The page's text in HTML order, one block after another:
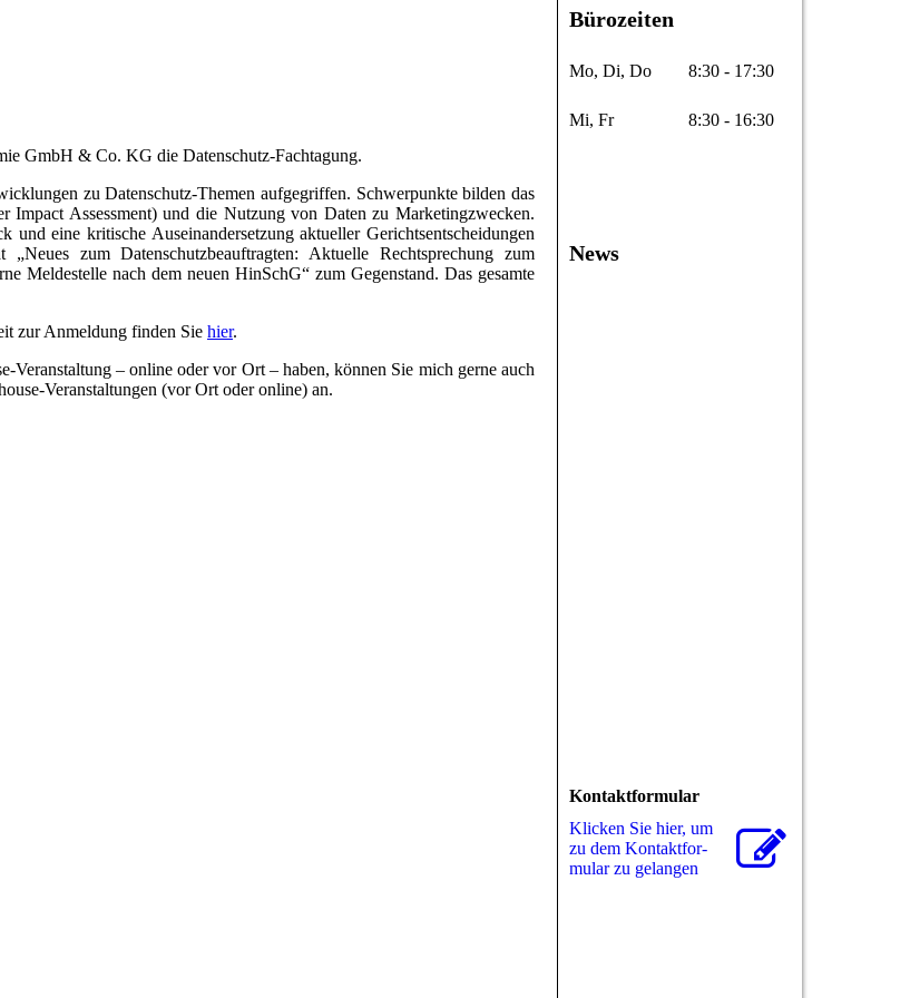
GmbH & Co. KG die Datenschutz-Fachtagung.
zu Datenschutz-Themen aufgegriffen. Schwerpunkte bilden das
Assessment) und die Nutzung von Daten zu Marketingzwecken.
und eine kritische Auseinandersetzung aktueller Gerichtsentscheidungen
zum Datenschutzbeauftragten: Aktuelle Rechtsprechung zum
Meldestelle nach dem neuen HinSchG“ zum Gegenstand. Das gesamte
zur Anmeldung finden Sie hier.
Veranstaltung – online oder vor Ort – haben, können Sie mich gerne auch
Veranstaltungen (vor Ort oder online) an.
Bürozeiten
Mo, Di, Do 8:30 - 17:30
Mi, Fr 8:30 - 16:30
News
Kontaktformular
Klicken Sie hier, um
zu dem Kon­takt­for­
mu­lar zu gelangen